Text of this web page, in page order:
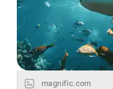
magnific.com